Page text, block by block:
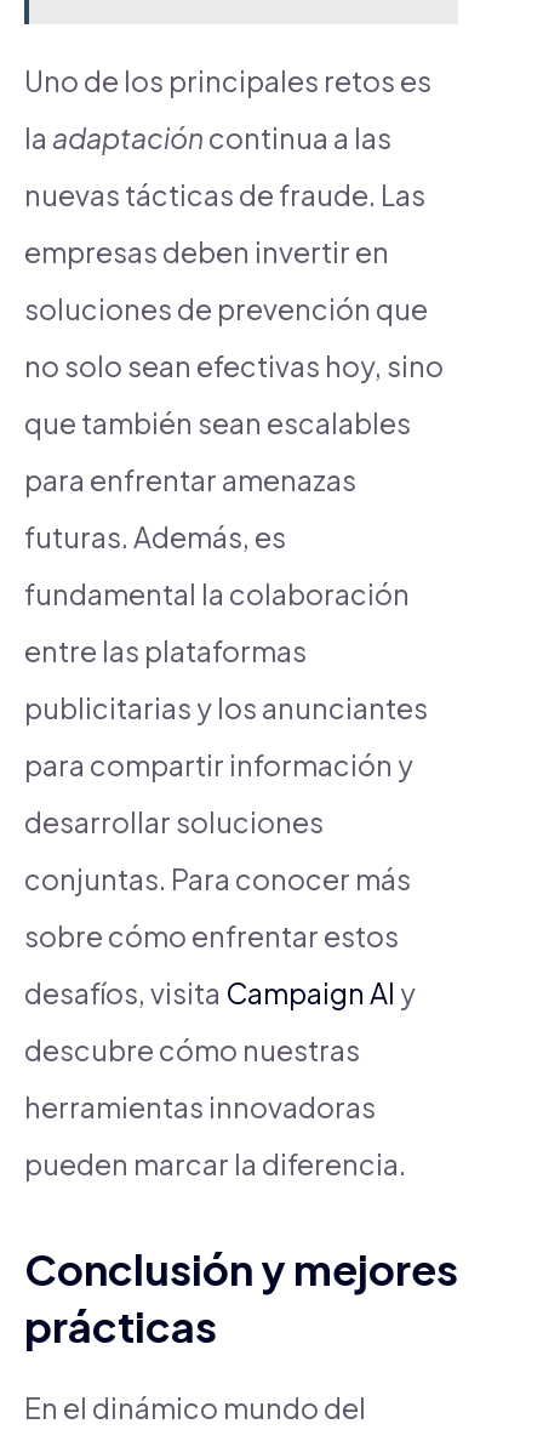
Uno de los principales retos es
la adaptación continua a las
nuevas tácticas de fraude. Las
empresas deben invertir en
soluciones de prevención que
no solo sean efectivas hoy, sino
que también sean escalables
para enfrentar amenazas
futuras. Además, es
fundamental la colaboración
entre las plataformas
publicitarias y los anunciantes
para compartir información y
desarrollar soluciones
conjuntas. Para conocer más
sobre cómo enfrentar estos
desafíos, visita Campaign AI y
descubre cómo nuestras
herramientas innovadoras
pueden marcar la diferencia.
Conclusión y mejores
prácticas
En el dinámico mundo del